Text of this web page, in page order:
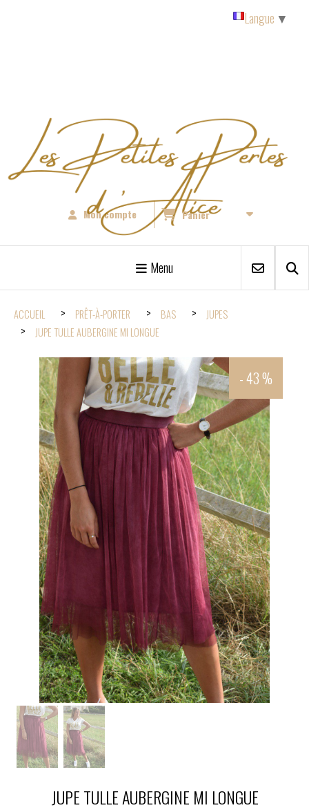
Mon compte Panier
Menu
ACCUEIL PRÊT-À-PORTER BAS
JUPES
JUPE TULLE AUBERGINE MI LONGUE
- 43 %
JUPE TULLE AUBERGINE MI LONGUE
Langue ▼